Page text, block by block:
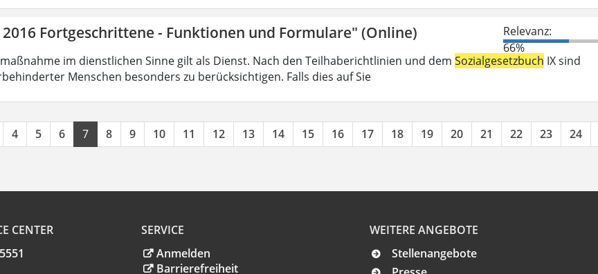
2016 Fortgeschrittene - Funktionen und Formulare" (Online)
Relevanz:
66%
im dienstlichen Sinne gilt als Dienst. Nach den Teilhaberichtlinien und dem Sozialgesetzbuch IX sind
Menschen besonders zu berücksichtigen. Falls dies auf Sie
4 5 6 7 8 9 10 11 12 13 14 15 16 17 18 19 20 21 22 23 24
CENTER
SERVICE
Anmelden
Barrierefreiheit
WEITERE ANGEBOTE
Stellenangebote